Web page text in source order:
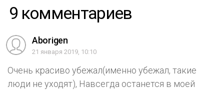
9 комментариев
Aborigen
21 января 2019, 10:10
Очень красиво убежал(именно убежал, такие
люди не уходят), Навсегда останется в моей